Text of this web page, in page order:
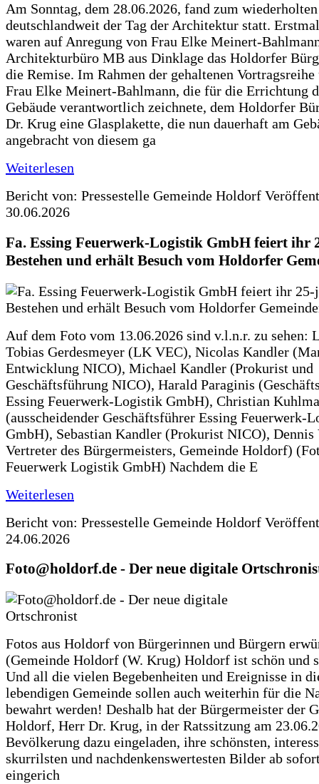
Am Sonntag, dem 28.06.2026, fand zum
deutschlandweit der Tag der Architektur statt.
waren auf Anregung von Frau Elke Meinert-
Architekturbüro MB aus Dinklage das Holdorfer
die Remise. Im Rahmen der gehaltenen
Frau Elke Meinert-Bahlmann, die für die Errichtung
Gebäude verantwortlich zeichnete, dem Holdorfer
Dr. Krug eine Glasplakette, die nun dauerhaft am
angebracht von diesem ga
Weiterlesen
Bericht von: Pressestelle Gemeinde Holdorf
30.06.2026
Fa. Essing Feuerwerk-Logistik GmbH feiert ihr
Bestehen und erhält Besuch vom Holdorfer
Auf dem Foto vom 13.06.2026 sind v.l.n.r. zu sehen:
Tobias Gerdesmeyer (LK VEC), Nicolas Kandler
Entwicklung NICO), Michael Kandler (Prokurist und
Geschäftsführung NICO), Harald Paraginis
Essing Feuerwerk-Logistik GmbH), Christian
(ausscheidender Geschäftsführer Essing Feuerwerk-
GmbH), Sebastian Kandler (Prokurist NICO),
Vertreter des Bürgermeisters, Gemeinde Holdorf)
Feuerwerk Logistik GmbH) Nachdem die E
Weiterlesen
Bericht von: Pressestelle Gemeinde Holdorf
24.06.2026
Foto@holdorf.de - Der neue digitale
Fotos aus Holdorf von Bürgerinnen und Bürgern
(Gemeinde Holdorf (W. Krug) Holdorf ist schön und
Und all die vielen Begebenheiten und Ereignisse in
lebendigen Gemeinde sollen auch weiterhin für die
bewahrt werden! Deshalb hat der Bürgermeister der
Holdorf, Herr Dr. Krug, in der Ratssitzung am
Bevölkerung dazu eingeladen, ihre schönsten,
skurrilsten und nachdenkenswertesten Bilder ab
eingerich